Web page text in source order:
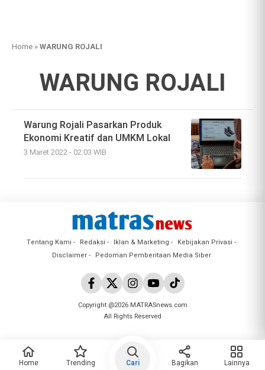
Home »WARUNG ROJALI
WARUNG ROJALI
Warung Rojali Pasarkan Produk
Ekonomi Kreatif dan UMKM Lokal
3 Maret 2022 - 02:03 WIB
Tentang Kami Redaksi Iklan & Marketing
Kebijakan Privasi
Disclaimer
Pedoman Pemberitaan Media Siber
Copyright @2026 MATRASnews.com
All Rights Reserved
Home Trending Cari Bagikan Lainnya